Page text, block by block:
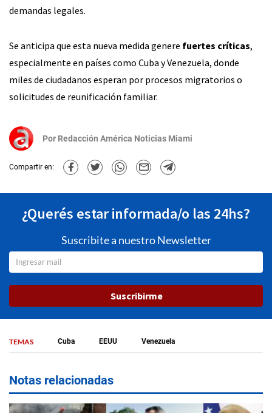
demandas legales.
Se anticipa que esta nueva medida genere fuertes críticas,
especialmente en países como Cuba y Venezuela, donde
miles de ciudadanos esperan por procesos migratorios o
solicitudes de reunificación familiar.
Por Redacción América Noticias Miami
Compartir en:
¿Querés estar informada/o las 24hs?
Suscribite a nuestro Newsletter
Suscribirme
TEMAS Cuba EEUU Venezuela
Notas relacionadas